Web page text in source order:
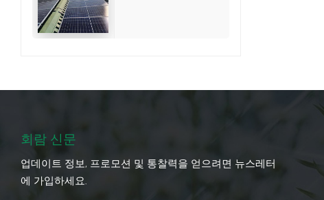
회람 신문
업데이트 정보, 프로모션 및 통찰력을 얻으려면 뉴스레터
에 가입하세요.